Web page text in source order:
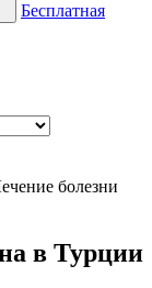
Бесплатная
болезни
в Турции